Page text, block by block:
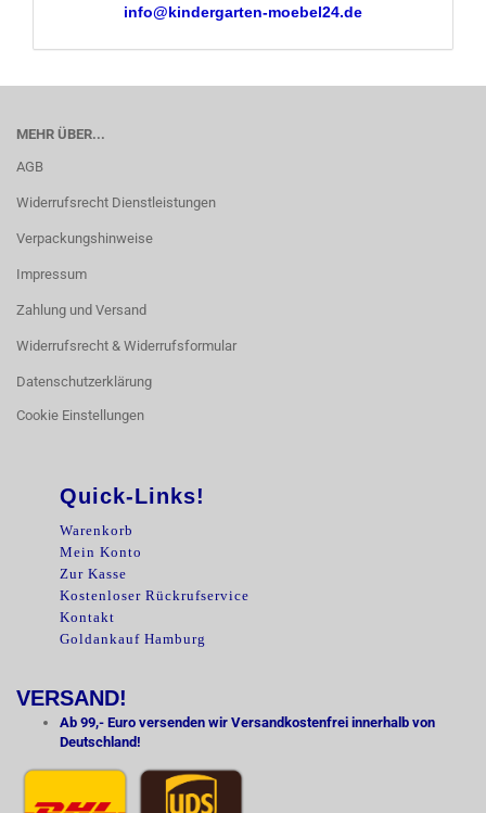
info@kindergarten-moebel24.de
MEHR ÜBER...
AGB
Widerrufsrecht Dienstleistungen
Verpackungshinweise
Impressum
Zahlung und Versand
Widerrufsrecht & Widerrufsformular
Datenschutzerklärung
Cookie Einstellungen
Quick-Links!
Warenkorb
Mein Konto
Zur Kasse
Kostenloser Rückrufservice
Kontakt
Goldankauf Hamburg
VERSAND!
Ab 99,- Euro versenden wir Versandkostenfrei innerhalb von
Deutschland!